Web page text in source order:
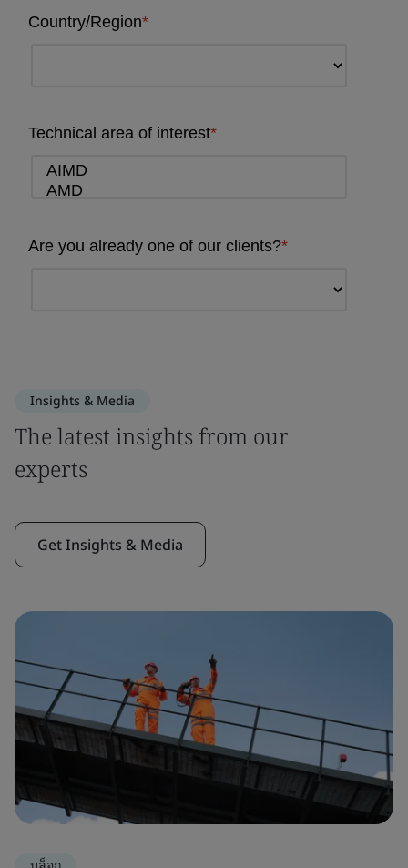
Insights & Media
The latest insights from our
experts
Get Insights & Media